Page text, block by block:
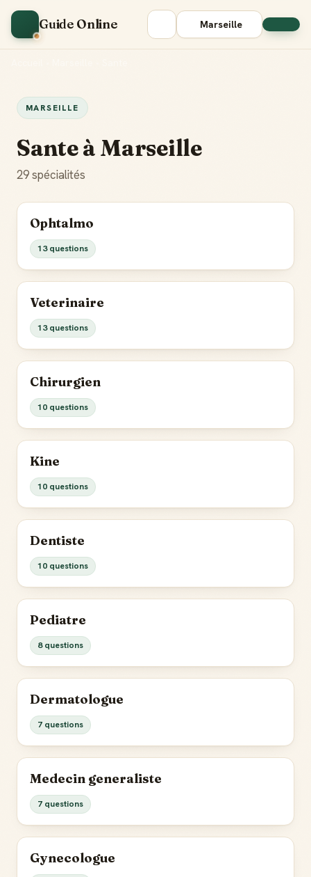
Guide Online Marseille
MARSEILLE
Sante à Marseille
29 spécialités
Ophtalmo
13 questions
Veterinaire
13 questions
Chirurgien
10 questions
Kine
10 questions
Dentiste
10 questions
Pediatre
8 questions
Dermatologue
7 questions
Medecin generaliste
7 questions
Gynecologue